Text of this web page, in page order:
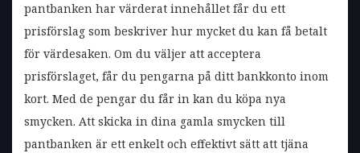
pantbanken har värderat innehållet får du ett
prisförslag som beskriver hur mycket du kan få betalt
för värdesaken. Om du väljer att acceptera
prisförslaget, får du pengarna på ditt bankkonto inom
kort. Med de pengar du får in kan du köpa nya
smycken. Att skicka in dina gamla smycken till
pantbanken är ett enkelt och effektivt sätt att tjäna